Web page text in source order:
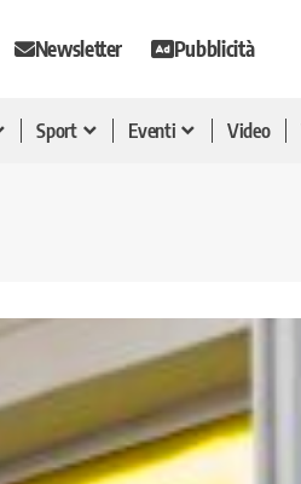
Newsletter Pubblicità
Sport Eventi Video